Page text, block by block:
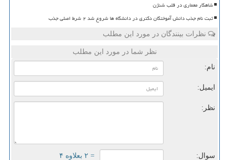
شاهکار معماری در قلب شنژن
ثبت نام جذب دانش آموختگان دکتری در دانشگاه ها شروع شد ۲ شرط اصلی جذب
نظرات بینندگان در مورد این مطلب
نظر شما در مورد این مطلب
نام:
ایمیل:
نظر:
سوال: = ۲ بعلاوه ۴